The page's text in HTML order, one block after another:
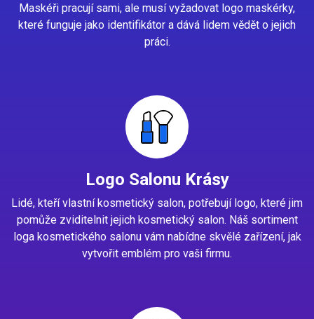
Maskéři pracují sami, ale musí vyžadovat logo maskérky,
které funguje jako identifikátor a dává lidem vědět o jejich
práci.
Logo Salonu Krásy
Lidé, kteří vlastní kosmetický salon, potřebují logo, které jim
pomůže zviditelnit jejich kosmetický salon. Náš sortiment
loga kosmetického salonu vám nabídne skvělé zařízení, jak
vytvořit emblém pro vaši firmu.